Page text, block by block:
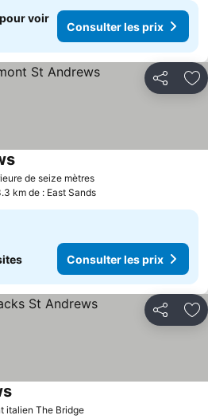
voir
Consulter les prix
Partager
de seize mètresConsulter les prix
Consulter les prix
km de : East Sands
Consulter les prix
Partager
italien The BridgeConsulter les prix
Consulter les prix